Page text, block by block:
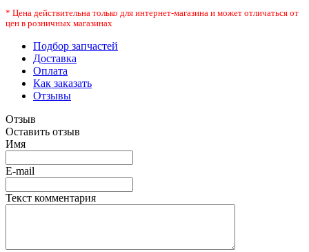
* Цена действительна только для интернет-магазина и может отличаться от
цен в розничных магазинах
Подбор запчастей
Доставка
Оплата
Как заказать
Отзывы
Отзыв
Оставить отзыв
Имя
E-mail
Текст комментария